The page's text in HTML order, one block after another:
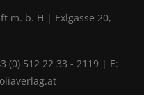
m. b. H | Exlgasse 20,
(0) 512 22 33 - 2119 | E: